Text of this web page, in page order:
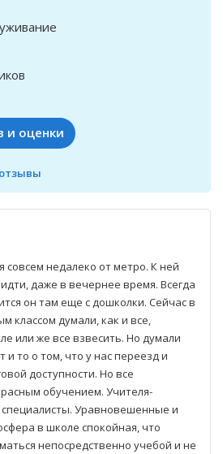
и оценки
совсем недалеко от метро. К ней
даже в вечернее время. Всегда
он там еще с дошколки. Сейчас в
классом думали, как и все,
или же все взвесить. Но думали
и то о том, что у нас переезд и
доступности. Но все
обучением. Учителя-
Уравновешенные и
в школе спокойная, что
непосредственно учебой и не